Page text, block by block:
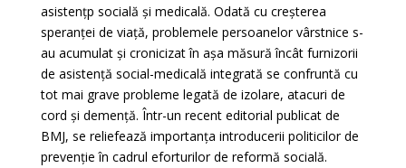
asistențp socială și medicală. Odată cu creșterea
speranței de viață, problemele persoanelor vârstnice s-
au acumulat și cronicizat în așa măsură încât furnizorii
de asistență social-medicală integrată se confruntă cu
tot mai grave probleme legată de izolare, atacuri de
cord și demență. Într-un recent editorial publicat de
BMJ, se reliefează importanța introducerii politicilor de
prevenție în cadrul eforturilor de reformă socială.